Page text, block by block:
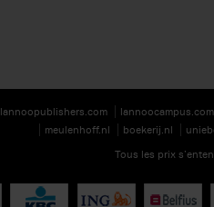
lannoopublishers.com lannoocampus.com
meulenhoff.nl
boekerij.nl
Tous les prix